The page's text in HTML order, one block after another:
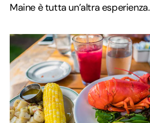
Maine è tutta un’altra esperienza.